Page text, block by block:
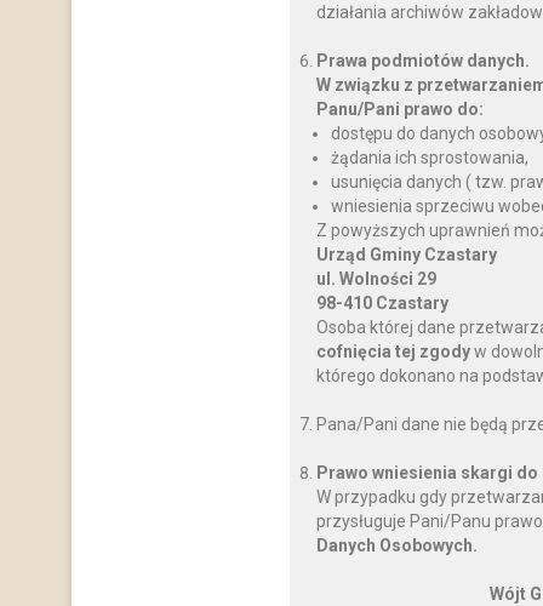
działania archiwów
Prawa podmiotów danych.
W związku z
Panu/Pani prawo do:
dostępu do danych
żądania ich sprostowania,
usunięcia danych ( tzw.
wniesienia sprzeciwu
Z powyższych uprawnień
Urząd Gminy Czastary
ul. Wolności 29
98-410 Czastary
Osoba której dane
cofnięcia tej zgodyw
którego dokonano na
Pana/Pani dane nie będą
Prawo wniesienia skargi
W przypadku gdy
przysługuje Pani/Panu
Danych Osobowych.
Wójt